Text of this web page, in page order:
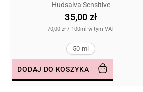
Hudsalva Sensitive
35,00 zł
70,00 zł / 100ml ·w tym VAT
50 ml
DODAJ DO KOSZYKA